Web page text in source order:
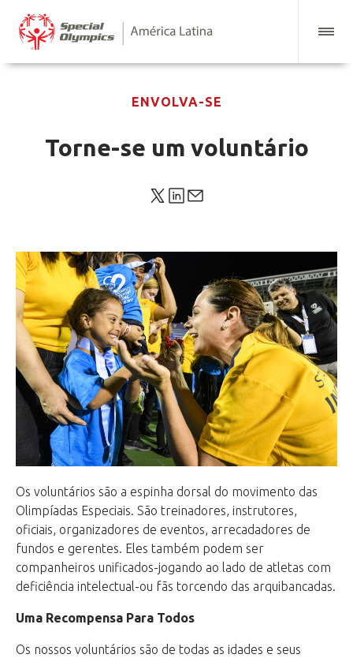
ENVOLVA-SE
Torne-se um voluntário
Os voluntários são a espinha dorsal do movimento das
Olimpíadas Especiais. São treinadores, instrutores,
oficiais, organizadores de eventos, arrecadadores de
fundos e gerentes. Eles também podem ser
companheiros unificados-jogando ao lado de atletas com
deficiência intelectual-ou fãs torcendo das arquibancadas.
Uma Recompensa Para Todos
Os nossos voluntários são de todas as idades e seus